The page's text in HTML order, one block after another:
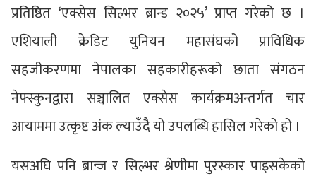
प्रतिष्ठित ‘एक्सेस सिल्भर ब्रान्ड २०२५’ प्राप्त गरेको छ ।
एशियाली क्रेडिट युनियन महासंघको प्राविधिक
सहजीकरणमा नेपालका सहकारीहरूको छाता संगठन
नेफ्स्कुनद्वारा सञ्चालित एक्सेस कार्यक्रमअन्तर्गत चार
आयाममा उत्कृष्ट अंक ल्याउँदै यो उपलब्धि हासिल गरेको हो ।
यसअघि पनि ब्रान्ज र सिल्भर श्रेणीमा पुरस्कार पाइसकेको